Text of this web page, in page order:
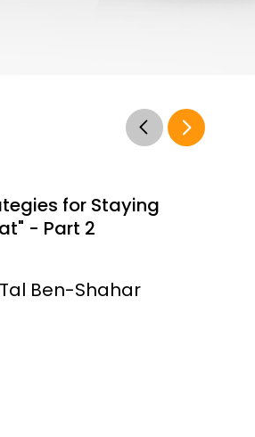
for Staying
- Part 2
Ben-Shahar